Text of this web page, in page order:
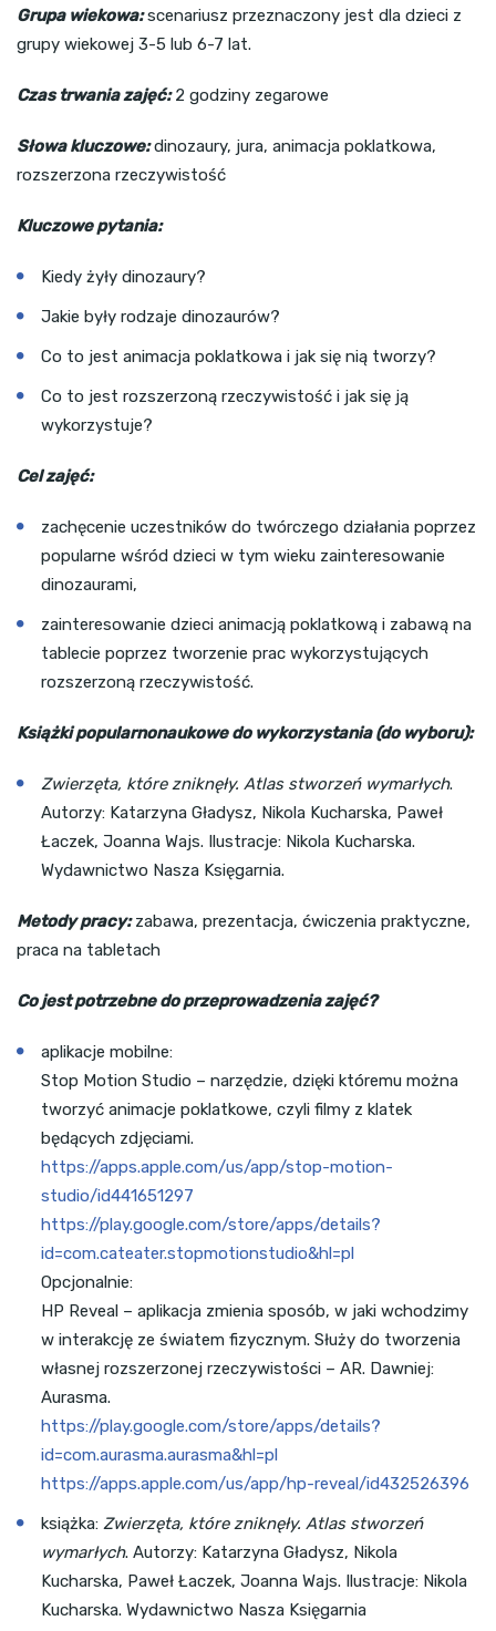
Grupa wiekowa:scenariusz przeznaczony jest dla dzieci z
grupy wiekowej 3-5 lub 6-7 lat.
Czas trwania zajęć:2 godziny zegarowe
Słowa kluczowe:dinozaury, jura, animacja poklatkowa,
rozszerzona rzeczywistość
Kluczowe pytania:
Kiedy żyły dinozaury?
Jakie były rodzaje dinozaurów?
Co to jest animacja poklatkowa i jak się nią tworzy?
Co to jest rozszerzoną rzeczywistość i jak się ją
wykorzystuje?
Cel zajęć:
zachęcenie uczestników do twórczego działania poprzez
popularne wśród dzieci w tym wieku zainteresowanie
dinozaurami,
zainteresowanie dzieci animacją poklatkową i zabawą na
tablecie poprzez tworzenie prac wykorzystujących
rozszerzoną rzeczywistość.
Książki popularnonaukowe do wykorzystania (do wyboru):
Zwierzęta, które zniknęły. Atlas stworzeń wymarłych.
Autorzy: Katarzyna Gładysz, Nikola Kucharska, Paweł
Łaczek, Joanna Wajs. Ilustracje: Nikola Kucharska.
Wydawnictwo Nasza Księgarnia.
Metody pracy:zabawa, prezentacja, ćwiczenia praktyczne,
praca na tabletach
Co jest potrzebne do przeprowadzenia zajęć?
aplikacje mobilne:
Stop Motion Studio – narzędzie, dzięki któremu można
tworzyć animacje poklatkowe, czyli filmy z klatek
będących zdjęciami.
https://apps.apple.com/us/app/stop-motion-
studio/id441651297
https://play.google.com/store/apps/details?
id=com.cateater.stopmotionstudio&hl=pl
Opcjonalnie:
HP Reveal – aplikacja zmienia sposób, w jaki wchodzimy
w interakcję ze światem fizycznym. Służy do tworzenia
własnej rozszerzonej rzeczywistości – AR. Dawniej:
Aurasma.
https://play.google.com/store/apps/details?
id=com.aurasma.aurasma&hl=pl
https://apps.apple.com/us/app/hp-reveal/id432526396
książka: Zwierzęta, które zniknęły. Atlas stworzeń
wymarłych. Autorzy: Katarzyna Gładysz, Nikola
Kucharska, Paweł Łaczek, Joanna Wajs. Ilustracje: Nikola
Kucharska. Wydawnictwo Nasza Księgarnia